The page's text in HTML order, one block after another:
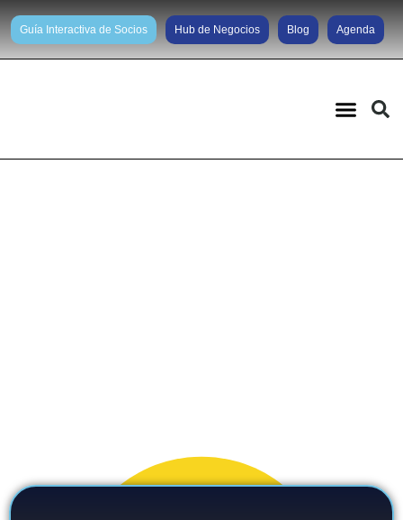
Guía Interactiva de Socios Hub de Negocios Blog Agenda